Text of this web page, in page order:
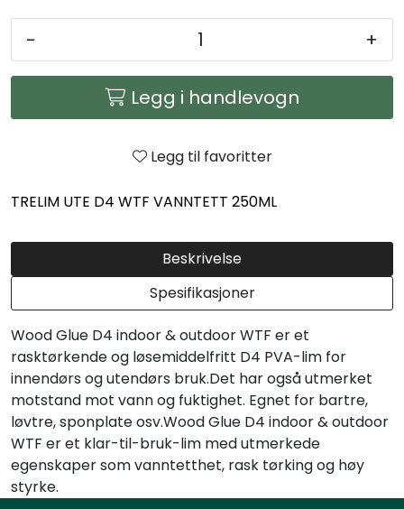
- +
Legg i handlevogn
Legg til favoritter
TRELIM UTE D4 WTF VANNTETT 250ML
Beskrivelse
Spesifikasjoner
Wood Glue D4 indoor & outdoor WTF er et
rasktørkende og løsemiddelfritt D4 PVA-lim for
innendørs og utendørs bruk.Det har også utmerket
motstand mot vann og fuktighet. Egnet for bartre,
løvtre, sponplate osv.Wood Glue D4 indoor & outdoor
WTF er et klar-til-bruk-lim med utmerkede
egenskaper som vanntetthet, rask tørking og høy
styrke.